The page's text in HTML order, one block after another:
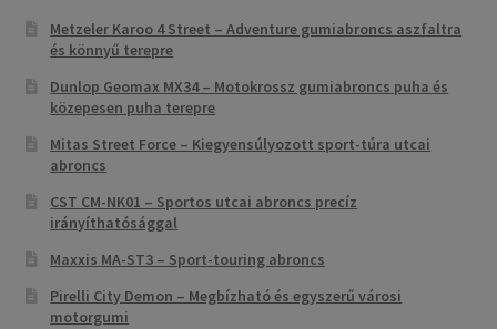
Metzeler Karoo 4 Street – Adventure gumiabroncs aszfaltra
és könnyű terepre
Dunlop Geomax MX34 – Motokrossz gumiabroncs puha és
közepesen puha terepre
Mitas Street Force – Kiegyensúlyozott sport-túra utcai
abroncs
CST CM-NK01 – Sportos utcai abroncs precíz
irányíthatósággal
Maxxis MA-ST3 – Sport-touring abroncs
Pirelli City Demon – Megbízható és egyszerű városi
motorgumi